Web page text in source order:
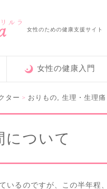
女性のための健康支援サイト
女性の健康入門
ター > おりもの, 生理・生理痛
について
いるのですが、この半年程